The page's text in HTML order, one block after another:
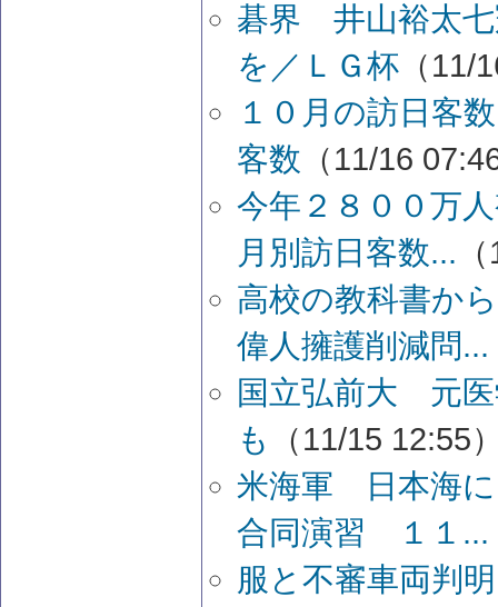
碁界 井山裕太
を／ＬＧ杯 （11/
１０月の訪日客
客数 （11/16
今年２８００万
月別訪日客数...
高校の教科書か
偉人擁護削減問...
国立弘前大 元
も
（11/15 12:55
米海軍 日本海
合同演習 １１...
服と不審車両判